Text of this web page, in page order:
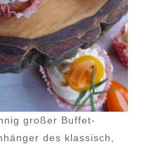
großer Buffet-
des klassisch,